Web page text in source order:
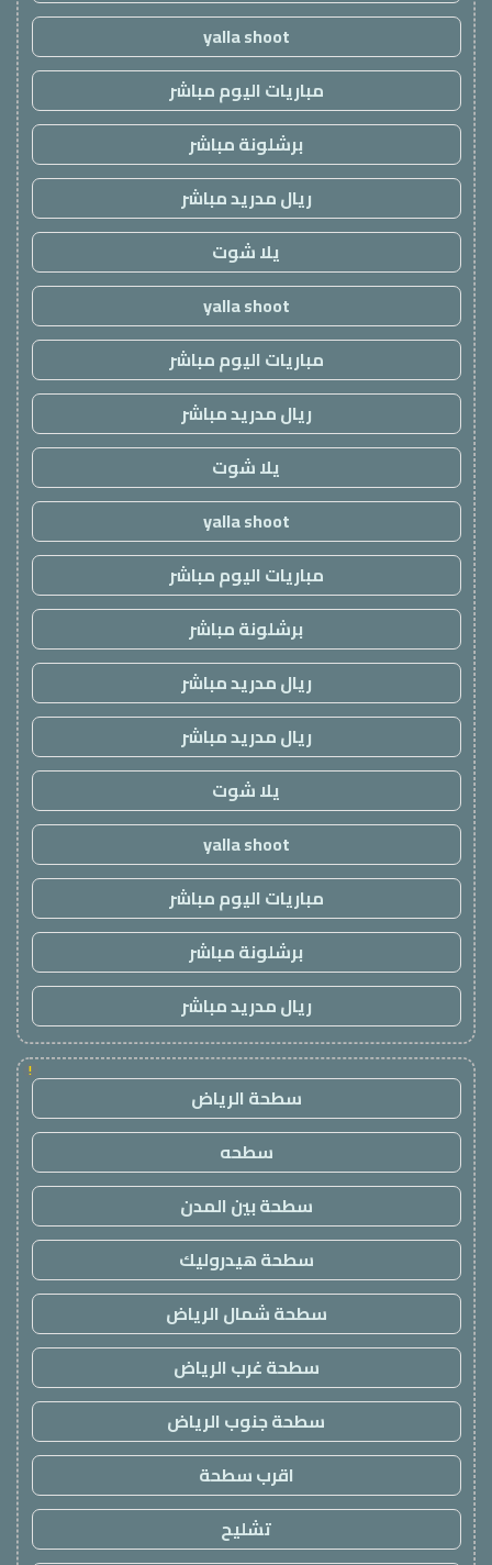
yalla shoot
مباريات اليوم مباشر
برشلونة مباشر
ريال مدريد مباشر
يلا شوت
yalla shoot
مباريات اليوم مباشر
ريال مدريد مباشر
يلا شوت
yalla shoot
مباريات اليوم مباشر
برشلونة مباشر
ريال مدريد مباشر
ريال مدريد مباشر
يلا شوت
yalla shoot
مباريات اليوم مباشر
برشلونة مباشر
ريال مدريد مباشر
!
سطحة الرياض
سطحه
سطحة بين المدن
سطحة هيدروليك
سطحة شمال الرياض
سطحة غرب الرياض
سطحة جنوب الرياض
اقرب سطحة
تشليح